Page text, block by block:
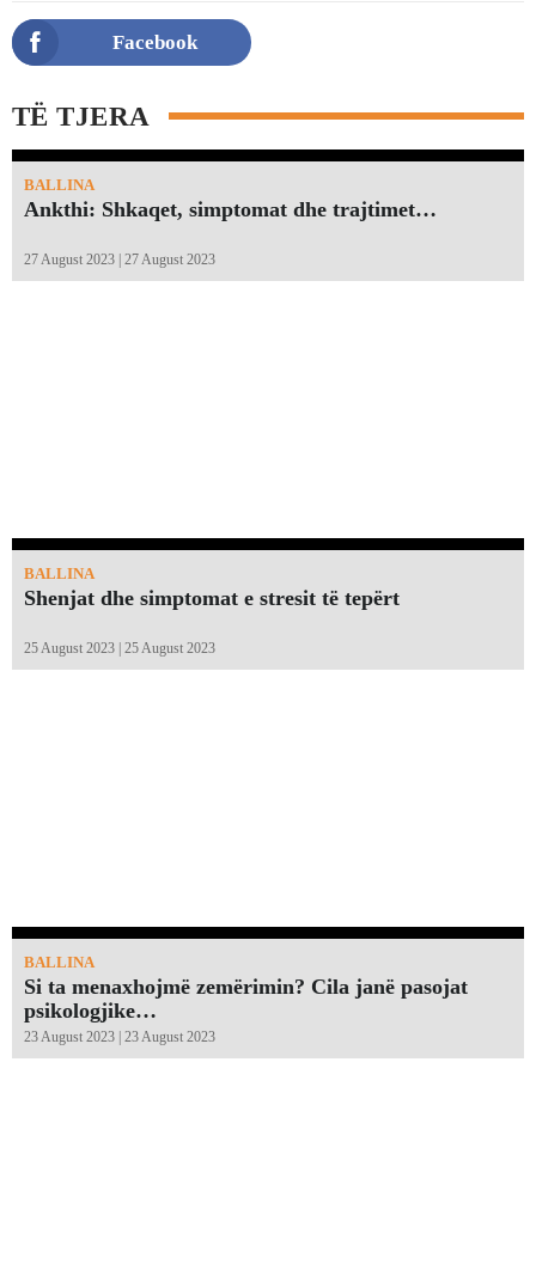
Facebook
TË TJERA
BALLINA
Ankthi: Shkaqet, simptomat dhe trajtimet…
27 August 2023 | 27 August 2023
BALLINA
Shenjat dhe simptomat e stresit të tepërt
25 August 2023 | 25 August 2023
BALLINA
Si ta menaxhojmë zemërimin? Cila janë pasojat
psikologjike…
23 August 2023 | 23 August 2023